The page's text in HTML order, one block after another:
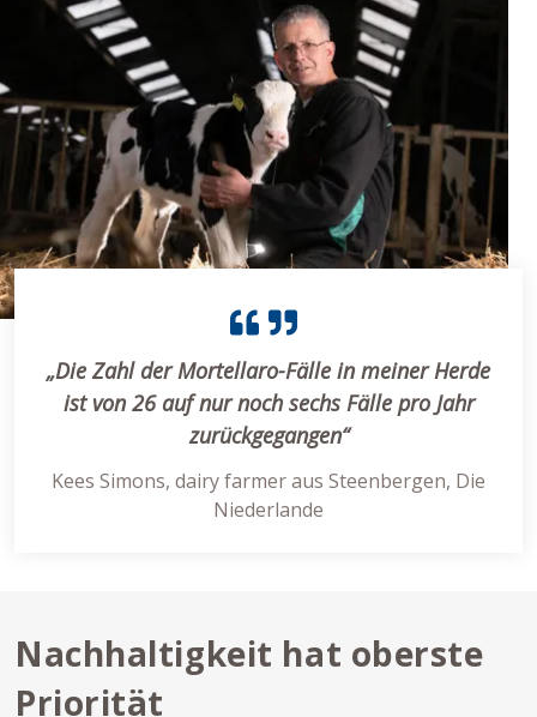
„Die Zahl der Mortellaro-Fälle in meiner Herde
ist von 26 auf nur noch sechs Fälle pro Jahr
zurückgegangen“
Kees Simons, dairy farmer aus Steenbergen, Die
Niederlande
Nachhaltigkeit hat oberste
Priorität